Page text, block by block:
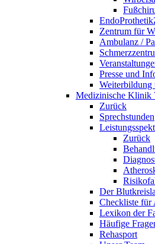
Zentrum für
Ambulanz /
Presse und
Weiterbildung
Medizinische
Zurück
Sprechstunden
Zurück
Der
Checkliste für
Lexikon der
Häufige
Rehasport